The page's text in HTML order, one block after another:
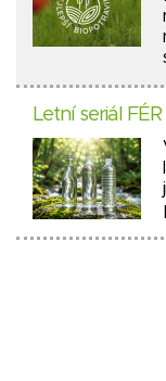
Letní seriál